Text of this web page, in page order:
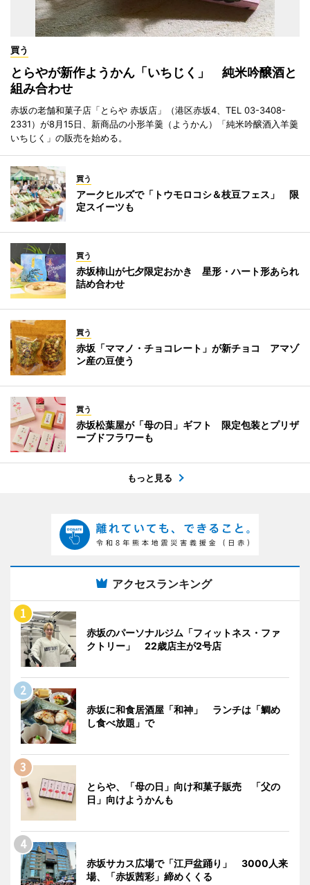
買う
とらやが新作ようかん「いちじく」 純米吟醸酒と
組み合わせ
赤坂の老舗和菓子店「とらや 赤坂店」（港区赤坂4、TEL 03-3408-
2331）が8月15日、新商品の小形羊羹（ようかん）「純米吟醸酒入羊羹
いちじく」の販売を始める。
買う
アークヒルズで「トウモロコシ＆枝豆フェス」 限
定スイーツも
買う
赤坂柿山が七夕限定おかき 星形・ハート形あられ
詰め合わせ
買う
赤坂「ママノ・チョコレート」が新チョコ アマゾ
ン産の豆使う
買う
赤坂松葉屋が「母の日」ギフト 限定包装とプリザ
ーブドフラワーも
もっと見る
アクセスランキング
赤坂のパーソナルジム「フィットネス・ファ
クトリー」 22歳店主が2号店
赤坂に和食居酒屋「和神」 ランチは「鯛め
し食べ放題」で
とらや、「母の日」向け和菓子販売 「父の
日」向けようかんも
赤坂サカス広場で「江戸盆踊り」 3000人来
場、「赤坂茜彩」締めくくる